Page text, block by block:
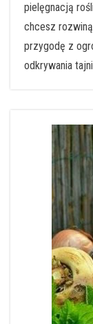
pielęgnacją
chcesz
przygodę z
odkrywania